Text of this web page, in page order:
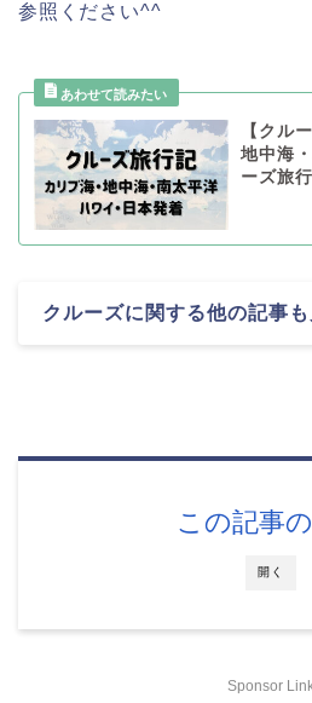
参照ください^^
【クル
地中海
ーズ旅
クルーズに関する他の記事
開く
この記事
Sponsor